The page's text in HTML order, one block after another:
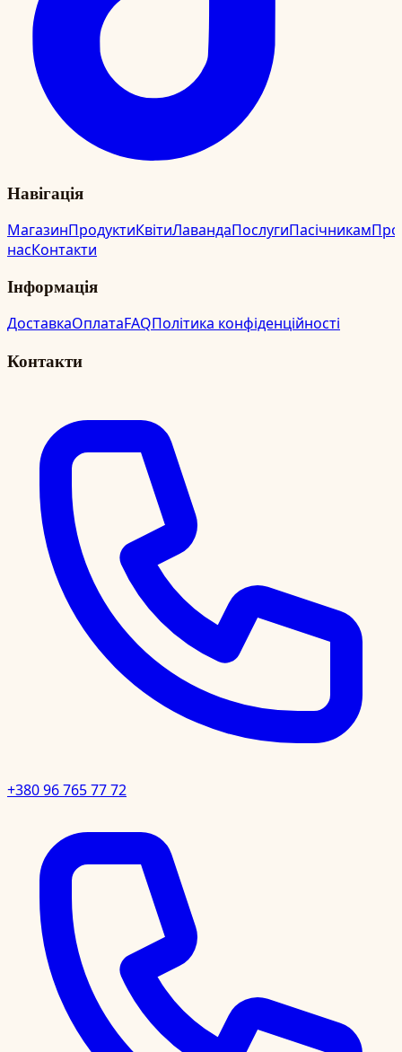
Навігація
МагазинПродуктиКвітиЛавандаПослугиПасічникамПро
насКонтакти
Інформація
ДоставкаОплатаFAQПолітика конфіденційності
Контакти
+380 96 765 77 72